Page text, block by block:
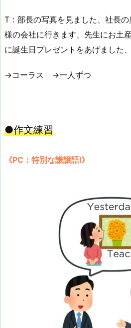
T：部長の写真を見ました、社長
様の会社に行きます、先生にお土
に誕生日プレゼントをあげました
→コーラス →一人ずつ
●作文練習
《PC：特別な謙譲語Ⅰ》